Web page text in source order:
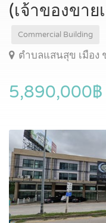
(เจ้าของขาย
Commercial Building
ตำบลแสนสุข เมือง
5,890,000฿